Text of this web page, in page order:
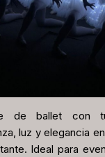
de ballet con
luz y elegancia
Ideal para